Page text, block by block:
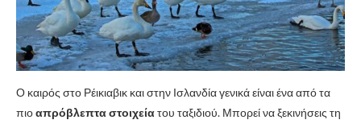
Ο καιρός στο Ρέικιαβικ και στην Ισλανδία γενικά είναι ένα από τα
πιοαπρόβλεπτα στοιχείατου ταξιδιού. Μπορεί να ξεκινήσεις τη